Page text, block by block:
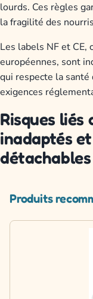
lourds. Ces règles
la fragilité des
Les labels NF et CE,
européennes, sont
qui respecte la
exigences
Risques
inadaptés
Produits